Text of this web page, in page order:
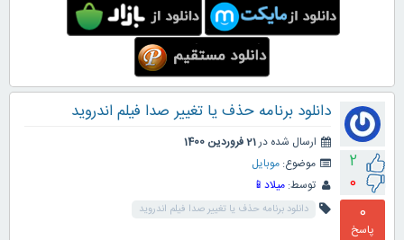
2
0
0
پاسخ
دانلود برنامه حذف یا تغییر صدا فیلم اندروید
ارسال شده در21 فروردین 1400
موضوع: موبایل
توسط: میلاد📱
دانلود برنامه حذف یا تغییر صدا فیلم اندروید